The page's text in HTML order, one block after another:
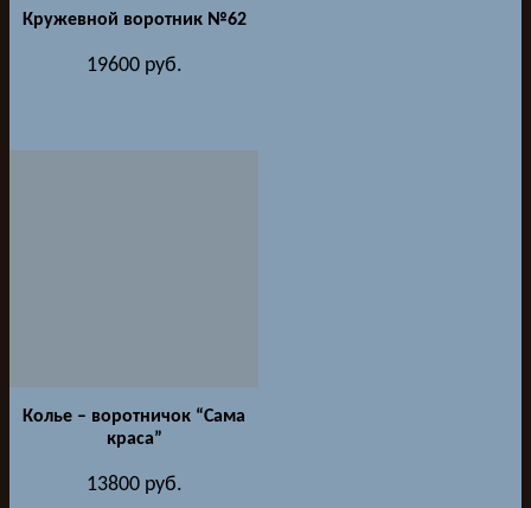
Кружевной воротник №62
19600руб.
Колье – воротничок “Сама
краса”
13800руб.